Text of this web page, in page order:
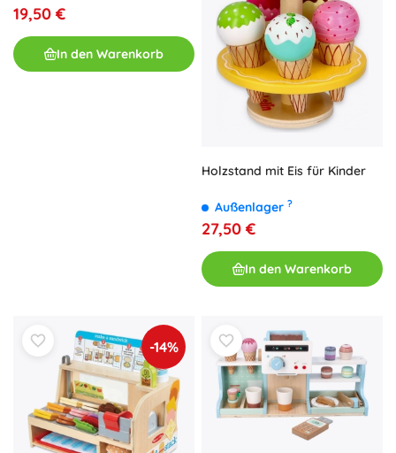
19,50 €
In den Warenkorb
Holzstand mit Eis für Kinder
Außenlager ?
27,50 €
In den Warenkorb
-14%